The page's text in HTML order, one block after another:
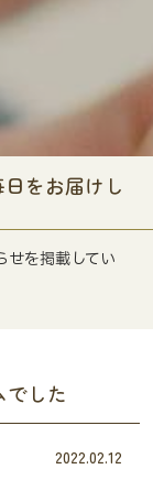
をお届けし
せを掲載してい
した
2022.02.12